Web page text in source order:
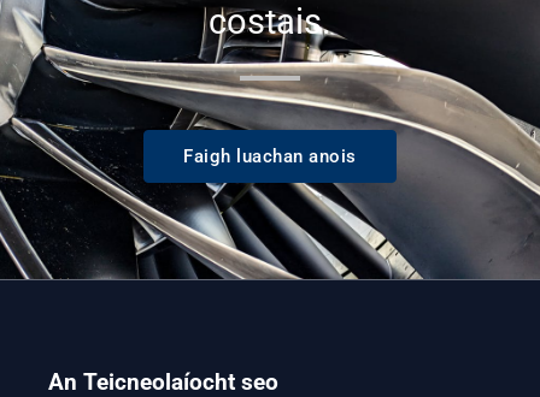
costais.
Faigh luachan anois
An Teicneolaíocht seo